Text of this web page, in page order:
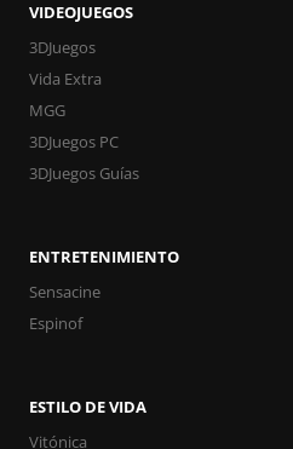
VIDEOJUEGOS
3DJuegos
Vida Extra
MGG
3DJuegos PC
3DJuegos Guías
ENTRETENIMIENTO
Sensacine
Espinof
ESTILO DE VIDA
Vitónica